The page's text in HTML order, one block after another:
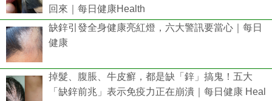
回來｜每日健康Health
缺鋅引發全身健康亮紅燈，六大警訊要當心｜每日
健康
掉髮、腹脹、牛皮癬，都是缺「鋅」搞鬼！五大
「缺鋅前兆」表示免疫力正在崩潰｜每日健康 Heal